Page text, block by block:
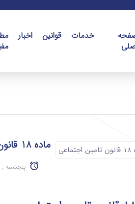
خدمات قوانین اخبار
ماده 18 قانون تامین اجتماعی
پنجشنبه , 19 تیر 1404